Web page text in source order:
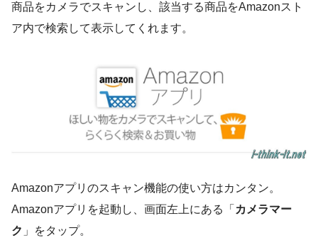
商品をカメラでスキャンし、該当する商品をAmazonスト
ア内で検索して表示してくれます。
Amazonアプリのスキャン機能の使い方はカンタン。
Amazonアプリを起動し、画面左上にある「 カメラマー
ク 」をタップ。